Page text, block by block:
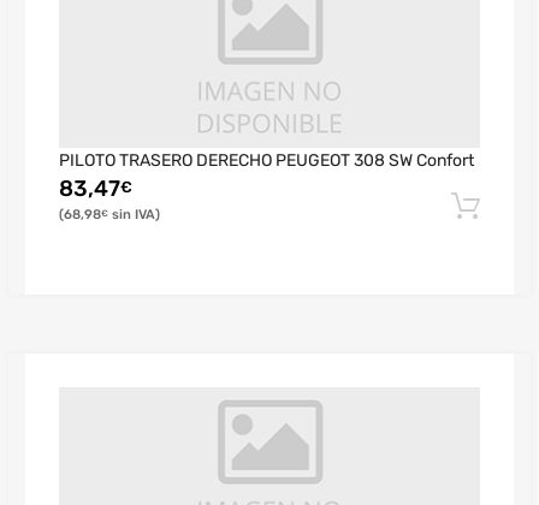
PILOTO TRASERO DERECHO PEUGEOT 308 SW Confort
83,47€
68,98€